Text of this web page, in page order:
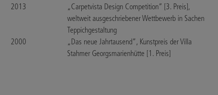
2013
„Carpetvista Design Competition” [3. Preis],
weltweit ausgeschriebener Wettbewerb in Sachen
Teppichgestaltung
2000
„Das neue Jahrtausend”, Kunstpreis der Villa
Stahmer Georgsmarienhütte [1. Preis]